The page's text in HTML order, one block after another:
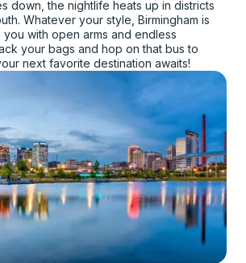
down, the nightlife heats up in districts
Whatever your style, Birmingham is
with open arms and endless
your bags and hop on that bus to
next favorite destination awaits!